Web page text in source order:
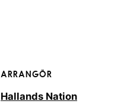
ARRANGÖR
Hallands Nation